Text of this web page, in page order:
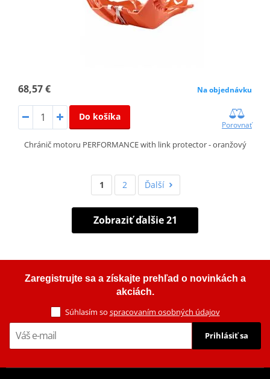
68,57 € Na objednávku
Do košíka
Porovnať
Chránič motoru PERFORMANCE with link protector - oranžový
1 2 Ďalší
Zobraziť ďalšie 21
Zaregistrujte sa a získajte prehľad o novinkách a
akciách.
Súhlasím so spracovaním osobných údajov
Prihlásiť sa